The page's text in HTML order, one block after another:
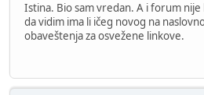
Istina. Bio sam vredan. A i forum
da vidim ima li ičeg novog na
obaveštenja za osvežene linkove.